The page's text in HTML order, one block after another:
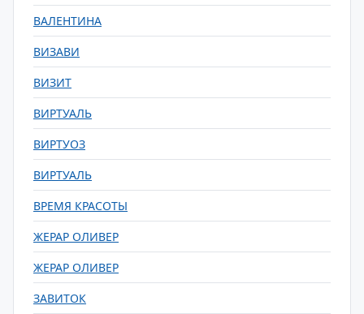
ВАЛЕНТИНА
ВИЗАВИ
ВИЗИТ
ВИРТУАЛЬ
ВИРТУОЗ
ВИРТУАЛЬ
ВРЕМЯ КРАСОТЫ
ЖЕРАР ОЛИВЕР
ЖЕРАР ОЛИВЕР
ЗАВИТОК